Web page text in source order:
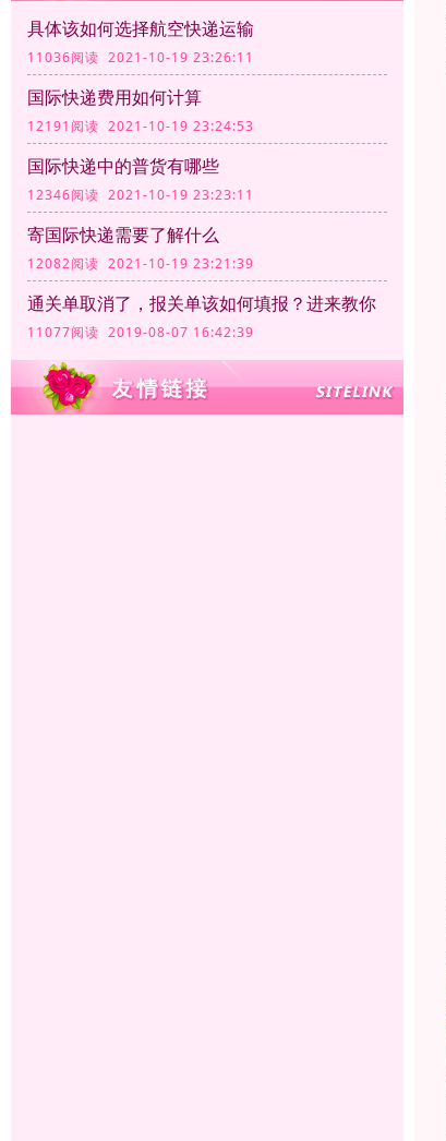
具体该如何选择航空快递运输
11036阅读 2021-10-19 23:26:11
国际快递费用如何计算
12191阅读 2021-10-19 23:24:53
国际快递中的普货有哪些
12346阅读 2021-10-19 23:23:11
寄国际快递需要了解什么
12082阅读 2021-10-19 23:21:39
通关单取消了，报关单该如何填报？进来教你
11077阅读 2019-08-07 16:42:39